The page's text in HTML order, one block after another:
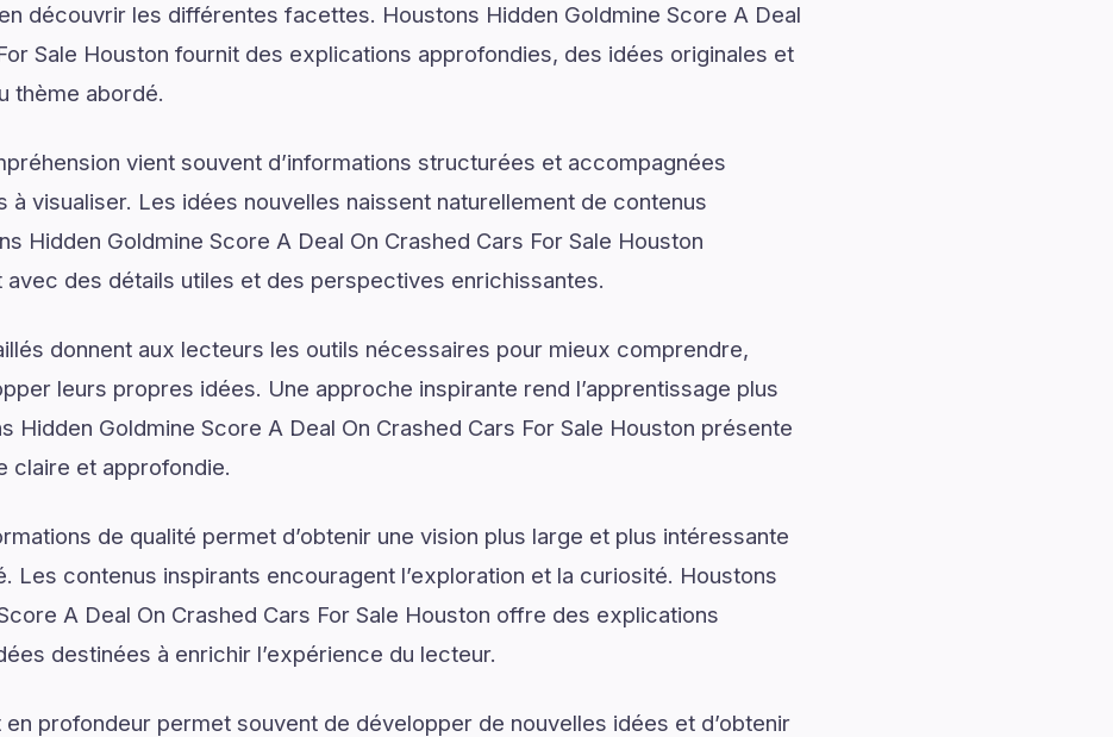
découvrir les différentes facettes. Houstons Hidden Goldmine Score A Deal
Sale Houston fournit des explications approfondies, des idées originales et
thème abordé.
vient souvent d’informations structurées et accompagnées
à visualiser. Les idées nouvelles naissent naturellement de contenus
Hidden Goldmine Score A Deal On Crashed Cars For Sale Houston
avec des détails utiles et des perspectives enrichissantes.
donnent aux lecteurs les outils nécessaires pour mieux comprendre,
leurs propres idées. Une approche inspirante rend l’apprentissage plus
Hidden Goldmine Score A Deal On Crashed Cars For Sale Houston présente
claire et approfondie.
de qualité permet d’obtenir une vision plus large et plus intéressante
Les contenus inspirants encouragent l’exploration et la curiosité. Houstons
A Deal On Crashed Cars For Sale Houston offre des explications
destinées à enrichir l’expérience du lecteur.
profondeur permet souvent de développer de nouvelles idées et d’obtenir